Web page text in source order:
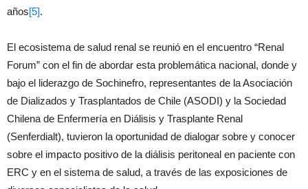
años[5].
El ecosistema de salud renal se reunió en el encuentro “Renal
Forum” con el fin de abordar esta problemática nacional, donde y
bajo el liderazgo de Sochinefro, representantes de la Asociación
de Dializados y Trasplantados de Chile (ASODI) y la Sociedad
Chilena de Enfermería en Diálisis y Trasplante Renal
(Senferdialt), tuvieron la oportunidad de dialogar sobre y conocer
sobre el impacto positivo de la diálisis peritoneal en paciente con
ERC y en el sistema de salud, a través de las exposiciones de